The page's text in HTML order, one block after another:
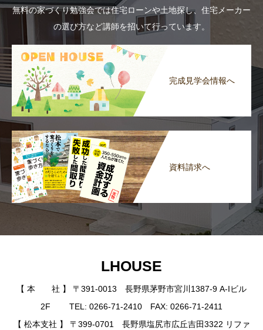
無料の家づくり勉強会では住宅ローンや土地探し、住宅メーカー
の選び方など講師を招いて行っています。
完成見学会情報へ
資料請求へ
LHOUSE
【 本 社 】 〒391-0013 長野県茅野市宮川1387-9 A-Iビル
2F TEL: 0266-71-2410 FAX: 0266-71-2411
【 松本支社 】 〒399-0701 長野県塩尻市広丘吉田3322 リファ